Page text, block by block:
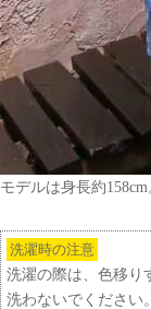
モデルは身長約
洗濯時の注意
洗濯の際は、色移り
洗わないでください。